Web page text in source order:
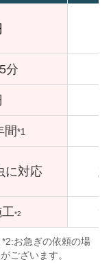
分
間*1
に対応
工*2
お急ぎの依頼の場
ございます。